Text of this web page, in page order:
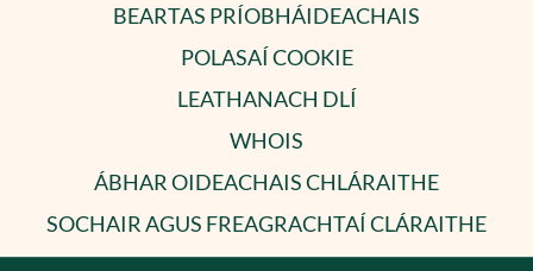
BEARTAS PRÍOBHÁIDEACHAIS
POLASAÍ COOKIE
LEATHANACH DLÍ
WHOIS
ÁBHAR OIDEACHAIS CHLÁRAITHE
SOCHAIR AGUS FREAGRACHTAÍ CLÁRAITHE